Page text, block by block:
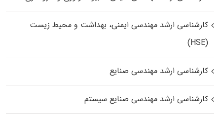
کارشناسی ارشد مهندسی ایمنی، بهداشت و محیط زیست
(HSE)
کارشناسی ارشد مهندسی صنایع
کارشناسی ارشد مهندسی صنایع سیستم